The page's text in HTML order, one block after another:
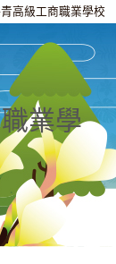
高級工商職業學校
業學